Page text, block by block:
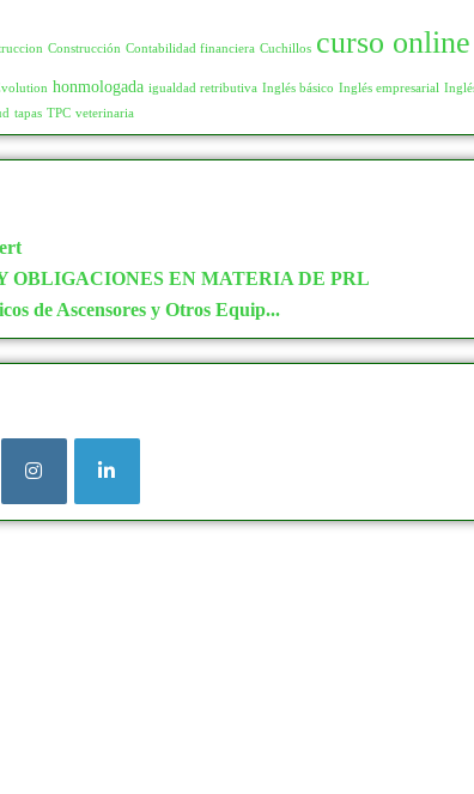
Construcción Contabilidad financiera Cuchillos curso online
honmologada igualdad retributiva Inglés básico Inglés empresarial
tapas TPC veterinaria
OBLIGACIONES EN MATERIA DE PRL
de Ascensores y Otros Equip...